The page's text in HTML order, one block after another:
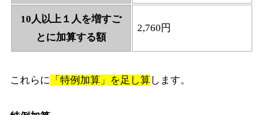
10人以上１人を増すご
とに加算する額
2,760円
これらに 「特例加算」を足し算します。